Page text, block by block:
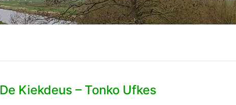
De Kiekdeus – Tonko Ufkes